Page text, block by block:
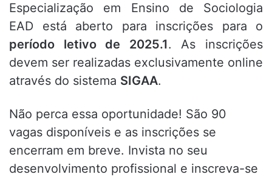
Especialização em Ensino de Sociologia
EAD está aberto para inscrições para o
período letivo de 2025.1. As inscrições
devem ser realizadas exclusivamente online
através do sistema SIGAA.
Não perca essa oportunidade! São 90
vagas disponíveis e as inscrições se
encerram em breve. Invista no seu
desenvolvimento profissional e inscreva-se